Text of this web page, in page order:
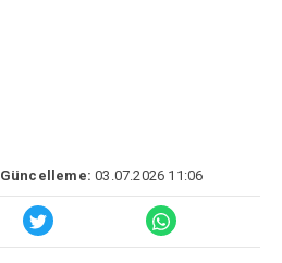
Güncelleme: 03.07.2026 11:06